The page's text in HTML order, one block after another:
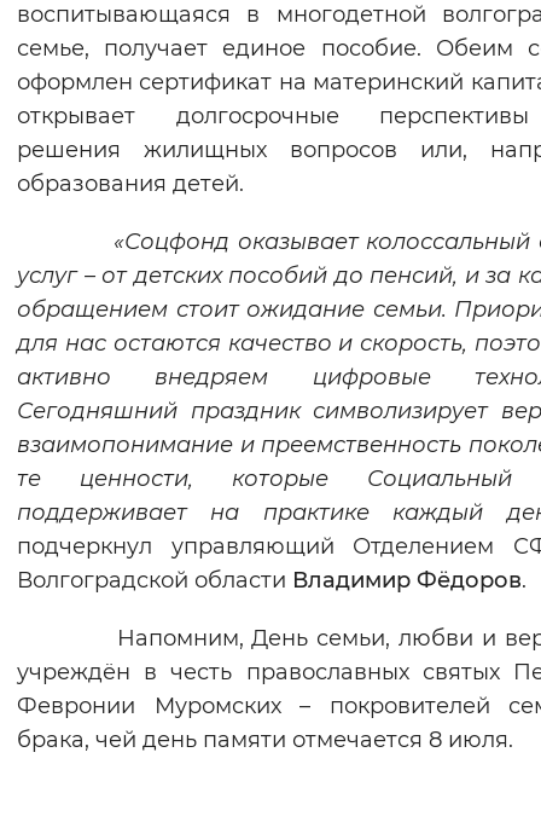
воспитывающаяся в многодетной
семье, получает единое пособие. Обеим
оформлен сертификат на материнский
открывает долгосрочные
решения жилищных вопросов или,
образования детей.
«Соцфонд оказывает колоссальный
услуг – от детских пособий до пенсий, и за
обращением стоит ожидание семьи.
для нас остаются качество и скорость,
активно внедряем цифровые
Сегодняшний праздник символизирует
взаимопонимание и преемственность
те ценности, которые Социальный
поддерживает на практике каждый
подчеркнул управляющий Отделением
Волгоградской области Владимир Фёдоров.
Напомним, День семьи, любви и
учреждён в честь православных святых
Февронии Муромских – покровителей
брака, чей день памяти отмечается 8 июля.